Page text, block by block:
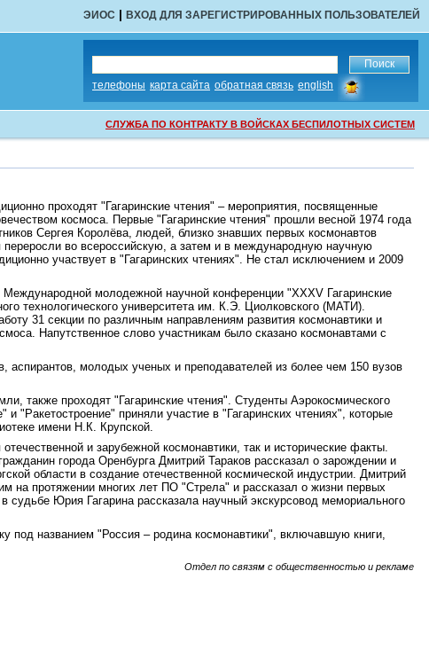
ЭИОС | ВХОД ДЛЯ ЗАРЕГИСТРИРОВАННЫХ ПОЛЬЗОВАТЕЛЕЙ
телефоны карта сайта обратная связь english
сообщить
об
ошибке
СЛУЖБА ПО КОНТРАКТУ В ВОЙСКАХ БЕСПИЛОТНЫХ СИСТЕМ
проходят "Гагаринские чтения" – мероприятия, посвященные
космоса. Первые "Гагаринские чтения" прошли весной 1974 года
Сергея Королёва, людей, близко знавших первых космонавтов
во всероссийскую, а затем и в международную научную
участвует в "Гагаринских чтениях". Не стал исключением и 2009
молодежной научной конференции "XXXV Гагаринские
технологического университета им. К.Э. Циолковского (МАТИ).
31 секции по различным направлениям развития космонавтики и
Напутственное слово участникам было сказано космонавтами с
молодых ученых и преподавателей из более чем 150 вузов
также проходят "Гагаринские чтения". Студенты Аэрокосмического
"Ракетостроение" приняли участие в "Гагаринских чтениях", которые
имени Н.К. Крупской.
и зарубежной космонавтики, так и исторические факты.
города Оренбурга Дмитрий Тараков рассказал о зарождении и
области в создание отечественной космической индустрии. Дмитрий
на протяжении многих лет ПО "Стрела" и рассказал о жизни первых
Юрия Гагарина рассказала научный экскурсовод мемориального
под названием "Россия – родина космонавтики", включавшую книги,
Отдел по связям с общественностью и рекламе